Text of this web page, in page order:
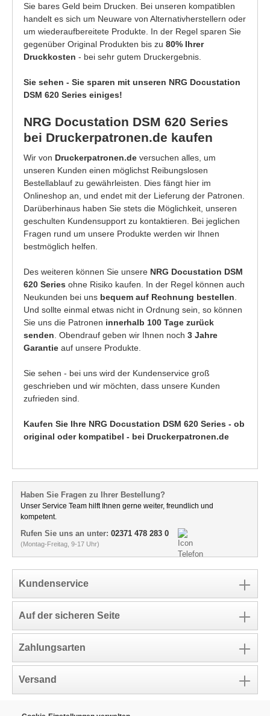
Sie bares Geld beim Drucken. Bei unseren kompatiblen
handelt es sich um Neuware von Alternativherstellern oder
um wiederaufbereitete Produkte. In der Regel sparen Sie
gegenüber Original Produkten bis zu 80% Ihrer
Druckkosten - bei sehr gutem Druckergebnis.
Sie sehen - Sie sparen mit unseren NRG Docustation
DSM 620 Series einiges!
NRG Docustation DSM 620 Series
bei Druckerpatronen.de kaufen
Wir von Druckerpatronen.de versuchen alles, um
unseren Kunden einen möglichst Reibungslosen
Bestellablauf zu gewährleisten. Dies fängt hier im
Onlineshop an, und endet mit der Lieferung der Patronen.
Darüberhinaus haben Sie stets die Möglichkeit, unseren
geschulten Kundensupport zu kontaktieren. Bei jeglichen
Fragen rund um unsere Produkte werden wir Ihnen
bestmöglich helfen.
Des weiteren können Sie unsere NRG Docustation DSM
620 Series ohne Risiko kaufen. In der Regel können auch
Neukunden bei uns bequem auf Rechnung bestellen
Und sollte einmal etwas nicht in Ordnung sein, so können
Sie uns die Patronen innerhalb 100 Tage zurück
senden . Obendrauf geben wir Ihnen noch 3 Jahre
Garantie auf unsere Produkte.
Sie sehen - bei uns wird der Kundenservice groß
geschrieben und wir möchten, dass unsere Kunden
zufrieden sind.
Kaufen Sie Ihre NRG Docustation DSM 620 Series - ob
original oder kompatibel - bei Druckerpatronen.de
Haben Sie Fragen zu Ihrer Bestellung?
Unser Service Team hilft Ihnen gerne weiter, freundlich und
kompetent.
Rufen Sie uns an unter: 02371 478 283 0
(Montag-Freitag, 9-17 Uhr)
Kundenservice
Auf der sicheren Seite
Zahlungsarten
Versand